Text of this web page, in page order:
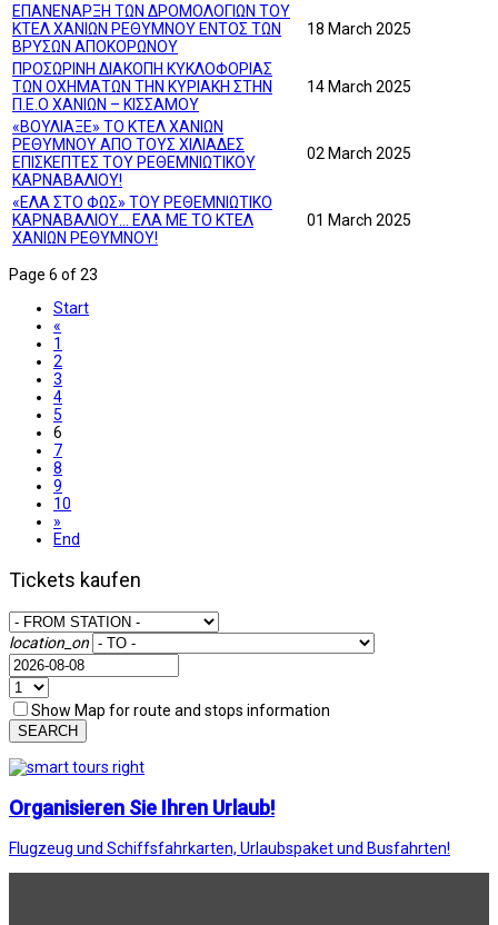
ΕΠΑΝΕΝΑΡΞΗ ΤΩΝ ΔΡΟΜΟΛΟΓΙΩΝ ΤΟΥ
ΚΤΕΛ ΧΑΝΙΩΝ ΡΕΘΥΜΝΟΥ ΕΝΤΟΣ ΤΩΝ
ΒΡΥΣΩΝ ΑΠΟΚΟΡΩΝΟΥ
18 March 2025
ΠΡΟΣΩΡΙΝΗ ΔΙΑΚΟΠΗ ΚΥΚΛΟΦΟΡΙΑΣ
ΤΩΝ ΟΧΗΜΑΤΩΝ ΤΗΝ ΚΥΡΙΑΚΗ ΣΤΗΝ
Π.Ε.Ο ΧΑΝΙΩΝ – ΚΙΣΣΑΜΟΥ
14 March 2025
«ΒΟΥΛΙΑΞΕ» ΤΟ ΚΤΕΛ ΧΑΝΙΩΝ
ΡΕΘΥΜΝΟΥ ΑΠΟ ΤΟΥΣ ΧΙΛΙΑΔΕΣ
ΕΠΙΣΚΕΠΤΕΣ ΤΟΥ ΡΕΘΕΜΝΙΩΤΙΚΟΥ
ΚΑΡΝΑΒΑΛΙΟΥ!
02 March 2025
«ΕΛΑ ΣΤΟ ΦΩΣ» ΤΟΥ ΡΕΘΕΜΝΙΩΤΙΚΟ
ΚΑΡΝΑΒΑΛΙΟΥ… ΕΛΑ ΜΕ ΤΟ ΚΤΕΛ
ΧΑΝΙΩΝ ΡΕΘΥΜΝΟΥ!
01 March 2025
Page 6 of 23
Start
«
1
2
3
4
5
6
7
8
9
10
»
End
Tickets kaufen
location_on
Show Map for route and stops information
SEARCH
Organisieren Sie Ihren Urlaub!
Flugzeug und Schiffsfahrkarten, Urlaubspaket und Busfahrten!